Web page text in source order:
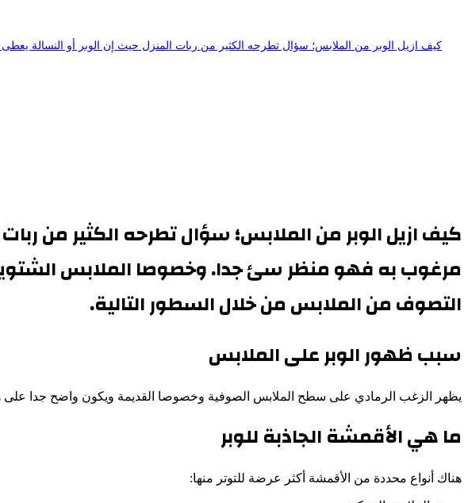
كيف ازيل الوبر من الملابس؛ سؤال تطرحه الكثير من ربات المنزل حيث إن الوبر أو النسالة
كيف ازيل الوبر من الملابس؛ سؤال تطرحه الكثير من
مرغوب به فهو منظر سئ جدا. وخصوصا الملابس
التصوف من الملابس من خلال السطور التالية.
سبب ظهور الوبر على الملابس
يظهر الزغب الرمادي على سطح الملابس الصوفية وخصوصا القديمة ويكون واضح جدا
ما هي الأقمشة الجاذبة للوبر
هناك أنواع محددة من الأقمشة أكثر عرضة للتوتر منها: